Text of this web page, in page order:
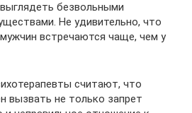
безвольными
Не удивительно, что
встречаются чаще, чем у
считают, что
вызвать не только запрет